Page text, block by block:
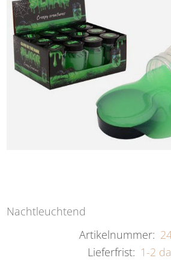
Nachtleuchtend
Artikelnummer:
Lieferfrist: 1-2